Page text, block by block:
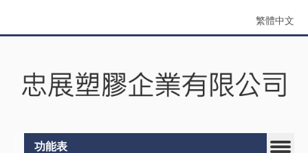
繁體中文
功能表